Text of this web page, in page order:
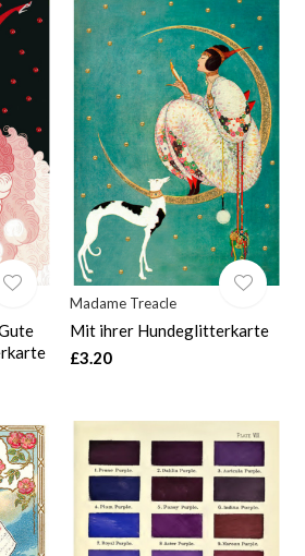
Madame Treacle
Mit ihrer Hundeglitterkarte
£3.20